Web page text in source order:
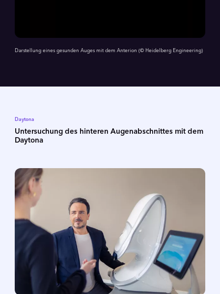
Darstellung eines gesunden Auges mit dem Anterion (© Heidelberg Engineering)
Daytona
Untersuchung des hinteren Augenabschnittes mit dem
Daytona